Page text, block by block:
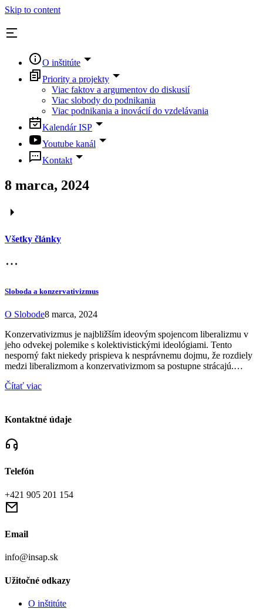
Skip to content
O inštitúte
Priority a projekty
Viac faktov a argumentov do diskusií
Viac slobody do podnikania
Viac podnikania a inovácií do vzdelávania
Kalendár ISP
Youtube kanál
Kontakt
8 marca, 2024
Všetky články
Sloboda a konzervativizmus
O Slobode8 marca, 2024
Konzervativizmus je najbližším ideovým spojencom liberalizmu v
jeho odvekej polemike s kolektivistickými ideológiami. Tento
nesporný fakt niekedy prispieva k nesprávnemu dojmu, že rozdiely
medzi liberalizmom a konzervativizmom sa postupne strácajú.…
Čítať viac
Kontaktné údaje
Telefón
+421 905 201 154
Email
info@insap.sk
Užitočné odkazy
O inštitúte